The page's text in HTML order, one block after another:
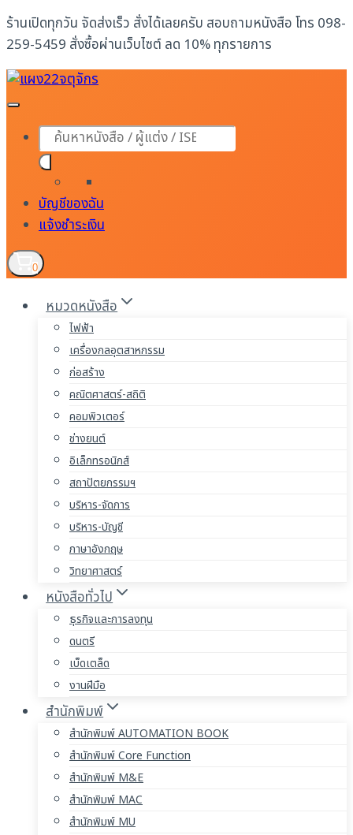
Skip
to
content
ร้านเปิดทุกวัน จัดส่งเร็ว สั่งได้เลยครับ สอบถามหนังสือ โทร 098-
259-5459 สั่งซื้อผ่านเว็บไซต์ ลด 10% ทุกรายการ
Products
search
บัญชีของฉัน
แจ้งชำระเงิน
0
หมวดหนังสือ
ไฟฟ้า
เครื่องกลอุตสาหกรรม
ก่อสร้าง
คณิตศาสตร์-สถิติ
คอมพิวเตอร์
ช่างยนต์
อิเล็กทรอนิกส์
สถาปัตยกรรมฯ
บริหาร-จัดการ
บริหาร-บัญชี
ภาษาอังกฤษ
วิทยาศาสตร์
หนังสือทั่วไป
ธุรกิจและการลงทุน
ดนตรี
เบ็ดเตล็ด
งานฝีมือ
สำนักพิมพ์
สำนักพิมพ์ AUTOMATION BOOK
สำนักพิมพ์ Core Function
สำนักพิมพ์ M&E
สำนักพิมพ์ MAC
สำนักพิมพ์ MU